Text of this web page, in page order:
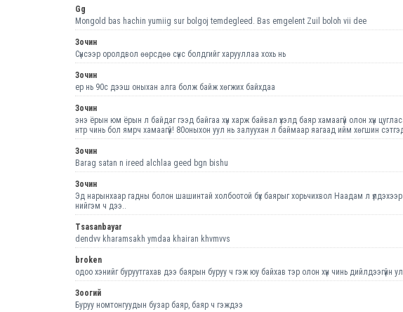
Gg
Mongold bas hachin yumiig sur bolgoj temdegleed. Bas emgelent Zuil boloh vii dee
Зочин
Сүнсээр оролдвол өөрсдөө сүнс болдгийг харууллаа хохь нь
Зочин
ер нь 90с дээш оныхан алга болж байж хөгжих байхдаа
Зочин
энэ ёрын юм ёрын л байдаг гээд байгаа хүн харж байвал үхэлд баяр хамаагүй олон хүн
нтр чинь бол ямрч хамаагүй! 80оныхон уул нь залуухан л баймаар яагаад ийм хөгшин
Зочин
Barag satan n ireed alchlaa geed bgn bishu
Зочин
Эд нарынхаар гадны болон шашинтай холбоотой бүх баярыг хорьчихвол Наадам л үлдэхээр
нийгэм ч дээ..
Tsasanbayar
dendvv kharamsakh ymdaa khairan khvmvvs
broken
одоо хэнийг буруутгахав дээ баярын буруу ч гэж юу байхав тэр олон хүн чинь дийлдээгүйн
Зоогий
Буруу номтонгуудын бузар баяр, баяр ч гэждээ